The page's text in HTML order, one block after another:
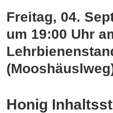
Freitag, 04.
um 19:00 Uhr
Honig